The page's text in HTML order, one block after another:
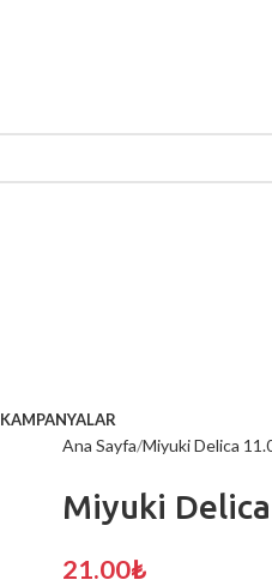
KAMPANYALAR
Ana Sayfa Miyuki Delica
Miyuki
21.00₺